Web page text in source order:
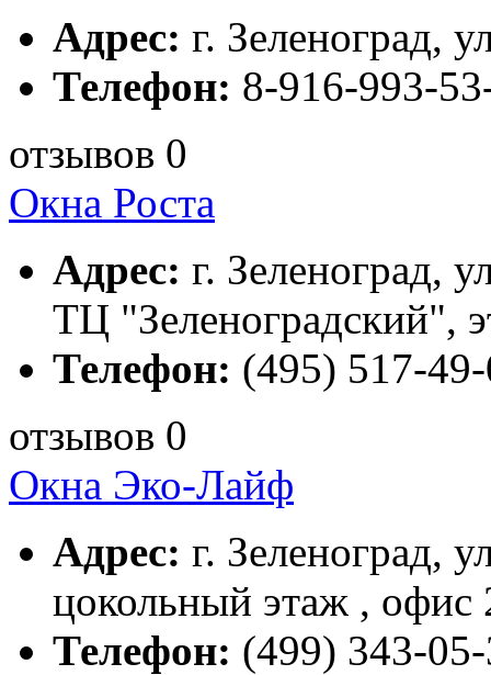
Адрес: г. Зеленоград,
Телефон: 8-916-993-
отзывов 0
Окна Роста
Адрес: г. Зеленоград,
ТЦ "Зеленоградский",
Телефон: (495) 517-
отзывов 0
Окна Эко-Лайф
Адрес: г. Зеленоград,
цокольный этаж , офис
Телефон: (499) 343-